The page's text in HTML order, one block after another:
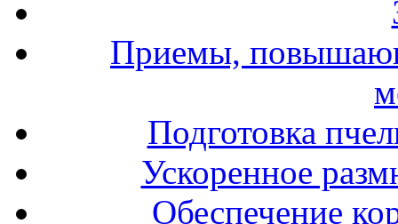
Приемы,
Подготовка
Ускоренное
Обеспечение